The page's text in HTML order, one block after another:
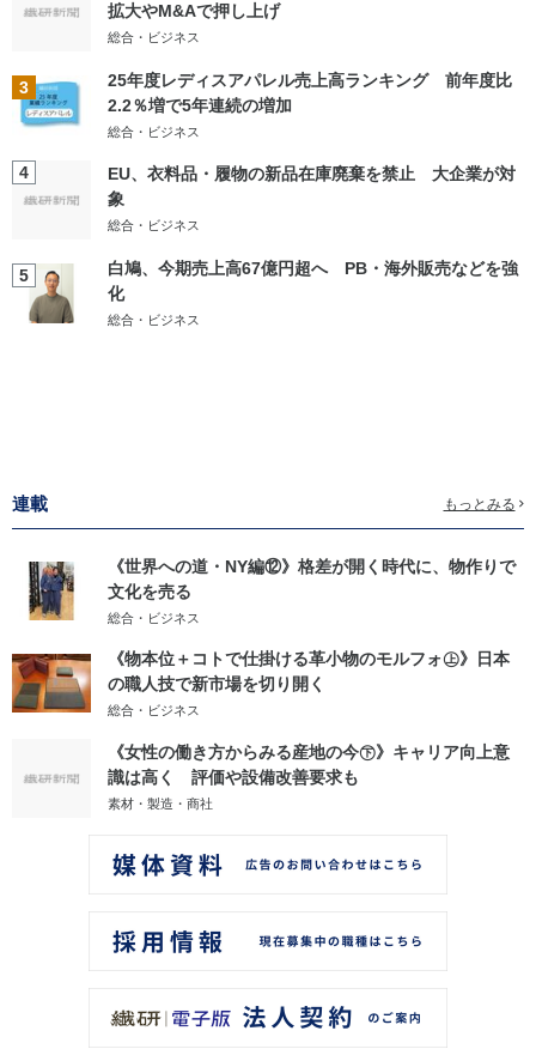
拡大やM&Aで押し上げ
総合・ビジネス
3
25年度レディスアパレル売上高ランキング 前年度比
2.2％増で5年連続の増加
総合・ビジネス
4
EU、衣料品・履物の新品在庫廃棄を禁止 大企業が対
象
総合・ビジネス
5
白鳩、今期売上高67億円超へ PB・海外販売などを強
化
総合・ビジネス
連載 もっとみる
《世界への道・NY編⑫》格差が開く時代に、物作りで
文化を売る
総合・ビジネス
《物本位＋コトで仕掛ける革小物のモルフォ㊤》日本
の職人技で新市場を切り開く
総合・ビジネス
《女性の働き方からみる産地の今㊦》キャリア向上意
識は高く 評価や設備改善要求も
素材・製造・商社